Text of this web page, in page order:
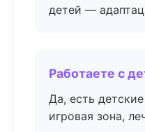
детей —
Работаете с
Да, есть
игровая зона,